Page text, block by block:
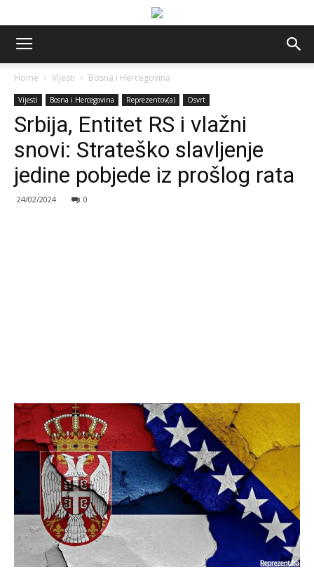
Home Vijesti Bosna i Hercegovina
Vijesti Bosna i Hercegovina Reprezentov(a) Osvrt
Srbija, Entitet RS i vlažni
snovi: Strateško slavljenje
jedine pobjede iz prošlog rata
24/02/2024 0